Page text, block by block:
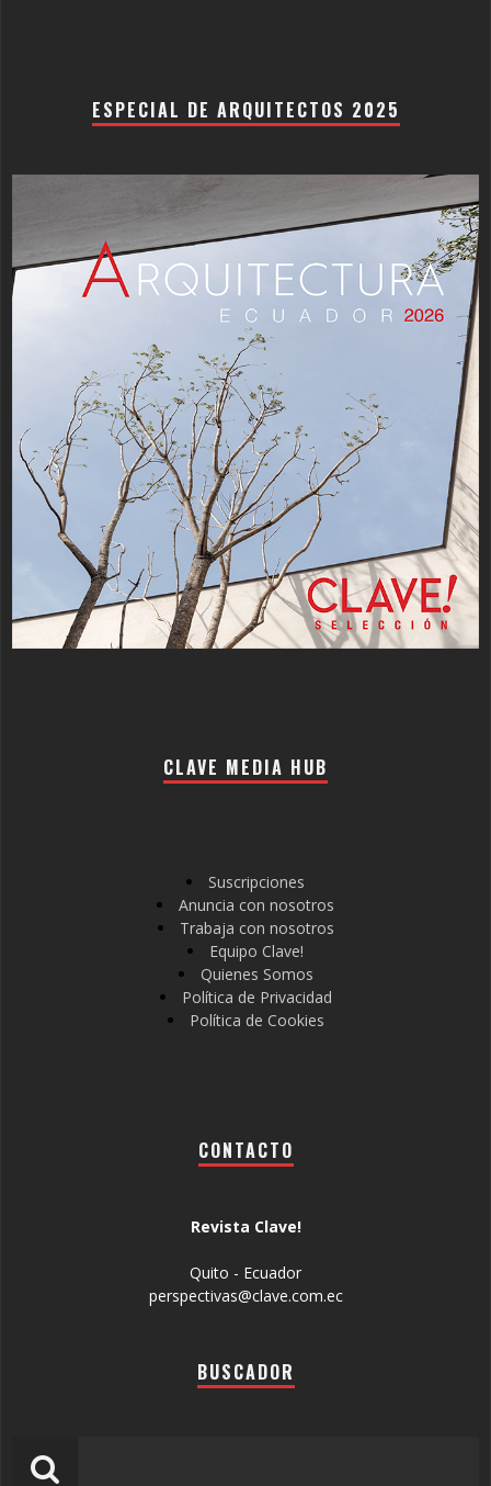
ESPECIAL DE ARQUITECTOS 2025
CLAVE MEDIA HUB
Suscripciones
Anuncia con nosotros
Trabaja con nosotros
Equipo Clave!
Quienes Somos
Política de Privacidad
Política de Cookies
CONTACTO
Revista Clave!
Quito - Ecuador
perspectivas@clave.com.ec
BUSCADOR